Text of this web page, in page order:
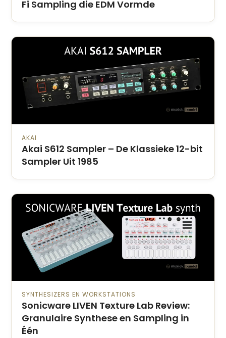
Fi Sampling die EDM Vormde
AKAI
Akai S612 Sampler – De Klassieke 12-bit
Sampler Uit 1985
SYNTHESIZERS EN WORKSTATIONS
Sonicware LIVEN Texture Lab Review:
Granulaire Synthese en Sampling in
Één